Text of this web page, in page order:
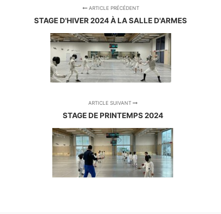
ARTICLE PRÉCÉDENT
STAGE D'HIVER 2024 À LA SALLE D'ARMES
ARTICLE SUIVANT
STAGE DE PRINTEMPS 2024